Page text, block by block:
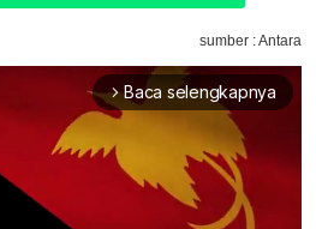
sumber : Antara
arrow_forward_ios Baca selengkapnya